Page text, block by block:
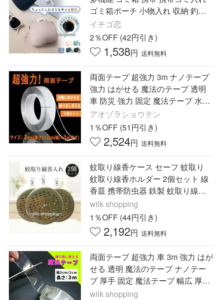
ゴミ箱ポーチ 小物入れ 収納 釣り
ゴミ入れ キッチン アウトドア 釣
り道具ペットフード散歩
イチゴ恋
2％OFF (42円引き)
1,538円 送料無料
両面テープ 超強力 3m ナノテープ
強力 はがせる 魔法のテープ 透明
車 防災 強力 固定 魔法テープ 水洗
い 可能 幅広 厚手 薄い 厚み2mm
繰り返し 床 屋外
アオゾラショウテン
1％OFF (51円引き)
2,524円 送料無料
蚊取り線香ケース セーフ 蚊取り
蚊取り線香ホルダー 2個セット 線
香皿 携帯防虫器 鉄製 蚊取り線香
立て 虫除け 吊り下げ 蚊遣り スチ
ール製
wilk shopping
1％OFF (44円引き)
2,192円 送料無料
両面テープ 超強力 車 3m 強力 はが
せる 透明 魔法のテープ ナノテー
プ 厚手 固定 魔法テープ 幅広 厚み
2mm
wilk shopping